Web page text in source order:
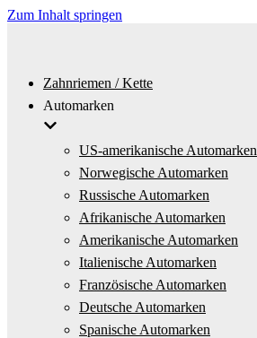
Zum Inhalt springen
Zahnriemen / Kette
Automarken
US-amerikanische Automarken
Norwegische Automarken
Russische Automarken
Afrikanische Automarken
Amerikanische Automarken
Italienische Automarken
Französische Automarken
Deutsche Automarken
Spanische Automarken